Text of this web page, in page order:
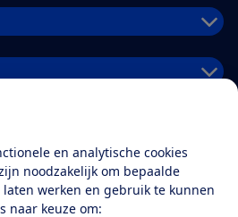
en analytische cookies
noodzakelijk om bepaalde
werken en gebruik te kunnen
naar keuze om:
de